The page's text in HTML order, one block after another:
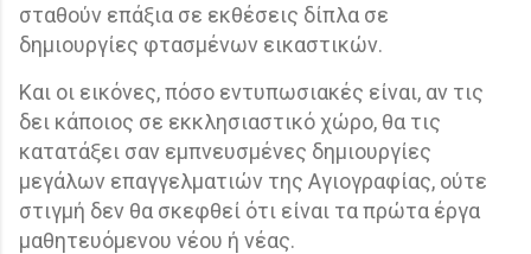
σταθούν επάξια σε εκθέσεις δίπλα σε
δημιουργίες φτασμένων εικαστικών.
Και οι εικόνες, πόσο εντυπωσιακές είναι, αν τις
δει κάποιος σε εκκλησιαστικό χώρο, θα τις
κατατάξει σαν εμπνευσμένες δημιουργίες
μεγάλων επαγγελματιών της Αγιογραφίας, ούτε
στιγμή δεν θα σκεφθεί ότι είναι τα πρώτα έργα
μαθητευόμενου νέου ή νέας.